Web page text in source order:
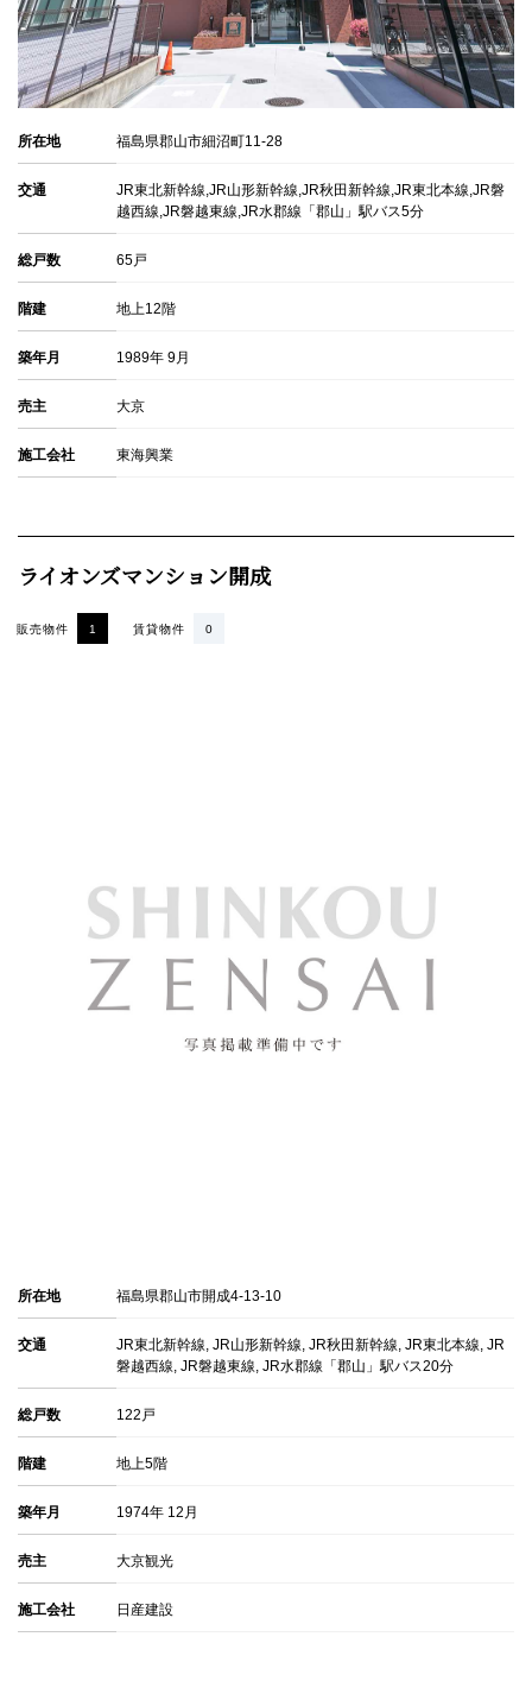
所在地 福島県郡山市細沼町11-28
交通
JR東北新幹線,JR山形新幹線,JR秋田新幹線,JR東北本線,JR磐
越西線,JR磐越東線,JR水郡線「郡山」駅バス5分
総戸数 65戸
階建 地上12階
築年月 1989年 9月
売主 大京
施工会社 東海興業
ライオンズマンション開成
賃貸物件 0
販売物件 1
所在地 福島県郡山市開成4-13-10
交通
JR東北新幹線, JR山形新幹線, JR秋田新幹線, JR東北本線, JR
磐越西線, JR磐越東線, JR水郡線「郡山」駅バス20分
総戸数 122戸
階建 地上5階
築年月 1974年 12月
売主 大京観光
施工会社 日産建設